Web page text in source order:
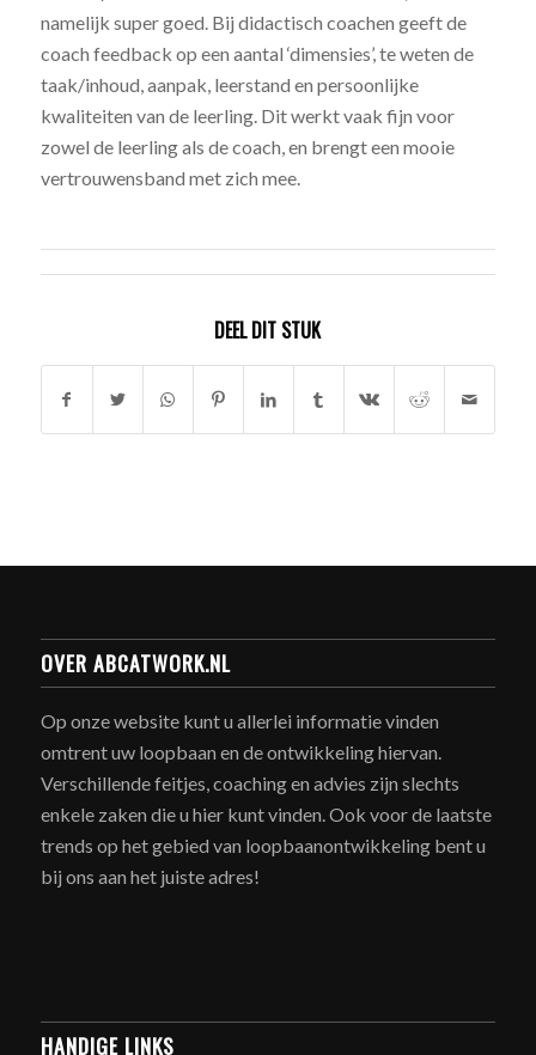
namelijk super goed. Bij didactisch coachen geeft de
coach feedback op een aantal ‘dimensies’, te weten de
taak/inhoud, aanpak, leerstand en persoonlijke
kwaliteiten van de leerling. Dit werkt vaak fijn voor
zowel de leerling als de coach, en brengt een mooie
vertrouwensband met zich mee.
DEEL DIT STUK
OVER ABCATWORK.NL
Op onze website kunt u allerlei informatie vinden
omtrent uw loopbaan en de ontwikkeling hiervan.
Verschillende feitjes, coaching en advies zijn slechts
enkele zaken die u hier kunt vinden. Ook voor de laatste
trends op het gebied van loopbaanontwikkeling bent u
bij ons aan het juiste adres!
HANDIGE LINKS